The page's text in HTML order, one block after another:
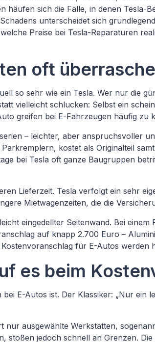
sich die Fälle, in denen
unterscheidet sich
Preise bei Tesla-Reparaturen
oft
so sehr wie ein Tesla. Wer nur die
vielleicht schlucken: Selbst ein
greifen bei E-Fahrzeugen häufig zu
– leichter, aber anspruchsvoller
kostet als Originalteil
bei Tesla oft ganze Baugruppen
Lieferzeit. Tesla verfolgt ein sehr
Mietwagenzeiten, die die
eingedellter Seitenwand. Bei
auf knapp 2.700 Euro –
für E-Autos werden
es beim
E-Autos ist. Der Klassiker: „Nur ein
nur ausgewählte Werkstätten,
jedoch schnell an Grenzen.